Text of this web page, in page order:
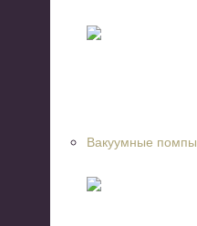
Вакуумные помпы